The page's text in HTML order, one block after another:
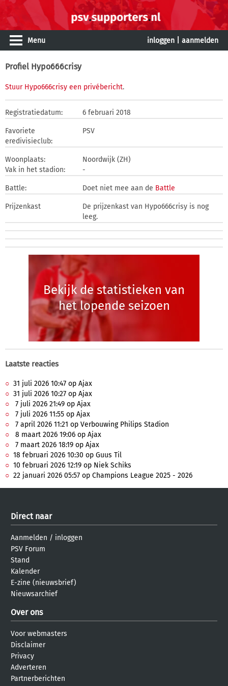
Menu inloggen aanmelden
Profiel Hypo666crisy
Stuur Hypo666crisy een privébericht.
Registratiedatum: 6 februari 2018
Favoriete
eredivisieclub:
PSV
Woonplaats:
Noordwijk (ZH)
Vak in het stadion:
-
Battle: Doet niet mee aan de Battle
Prijzenkast
De prijzenkast van Hypo666crisy is nog
leeg.
Bekijk de statistieken van
het lopende seizoen
Laatste reacties
31 juli 2026 10:47 op Ajax
31 juli 2026 10:27 op Ajax
7 juli 2026 21:49 op Ajax
7 juli 2026 11:55 op Ajax
7 april 2026 11:21 op Verbouwing Philips Stadion
8 maart 2026 19:06 op Ajax
7 maart 2026 18:19 op Ajax
18 februari 2026 10:30 op Guus Til
10 februari 2026 12:19 op Niek Schiks
22 januari 2026 05:57 op Champions League 2025 - 2026
Direct naar
Aanmelden / inloggen
PSV Forum
Stand
Kalender
E-zine (nieuwsbrief)
Nieuwsarchief
Over ons
Voor webmasters
Disclaimer
Privacy
Adverteren
Partnerberichten